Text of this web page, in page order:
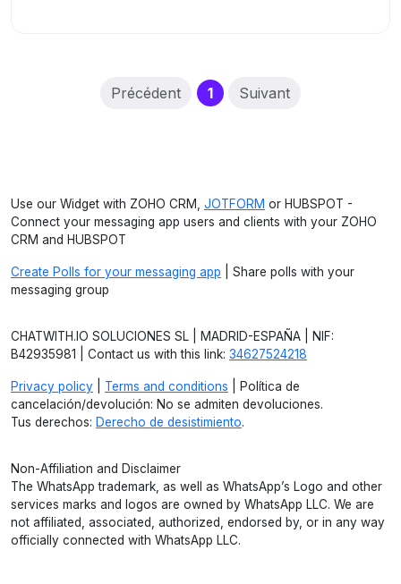
Précédent 1(current)
Suivant
Use our Widget with ZOHO CRM, JOTFORM or HUBSPOT -
Connect your messaging app users and clients with your ZOHO
CRM and HUBSPOT
Create Polls for your messaging app | Share polls with your
messaging group
CHATWITH.IO SOLUCIONES SL | MADRID-ESPAÑA | NIF:
B42935981 | Contact us with this link: 34627524218
Privacy policy Terms and conditions | Política de
cancelación/devolución: No se admiten devoluciones.
Tus derechos: Derecho de desistimiento.
Non-Affiliation and Disclaimer
The WhatsApp trademark, as well as WhatsApp’s Logo and other
services marks and logos are owned by WhatsApp LLC. We are
not affiliated, associated, authorized, endorsed by, or in any way
officially connected with WhatsApp LLC.